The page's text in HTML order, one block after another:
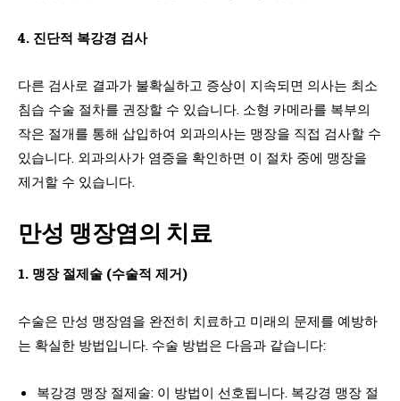
4. 진단적 복강경 검사
다른 검사로 결과가 불확실하고 증상이 지속되면 의사는 최소
침습 수술 절차를 권장할 수 있습니다. 소형 카메라를 복부의
작은 절개를 통해 삽입하여 외과의사는 맹장을 직접 검사할 수
있습니다. 외과의사가 염증을 확인하면 이 절차 중에 맹장을
제거할 수 있습니다.
만성 맹장염의 치료
1. 맹장 절제술 (수술적 제거)
수술은 만성 맹장염을 완전히 치료하고 미래의 문제를 예방하
는 확실한 방법입니다. 수술 방법은 다음과 같습니다:
복강경 맹장 절제술: 이 방법이 선호됩니다. 복강경 맹장 절